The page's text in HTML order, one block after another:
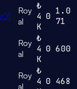
Roy
al
₺
4
K
0
1.0
71
Roy
al
₺
4
K
0 600
Roy
al
₺
4 0 468